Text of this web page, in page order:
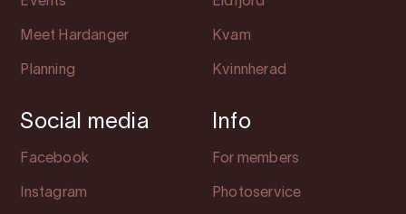
Meet Hardanger
Planning
Kvam
Kvinnherad
Social media
Facebook
Instagram
Info
For members
Photoservice